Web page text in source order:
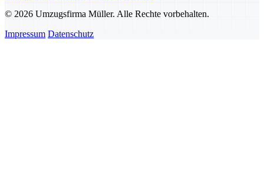
© 2026 Umzugsfirma Müller. Alle Rechte vorbehalten.
Impressum Datenschutz